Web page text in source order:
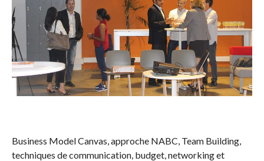
Business Model Canvas, approche NABC, Team Building,
techniques de communication, budget, networking et